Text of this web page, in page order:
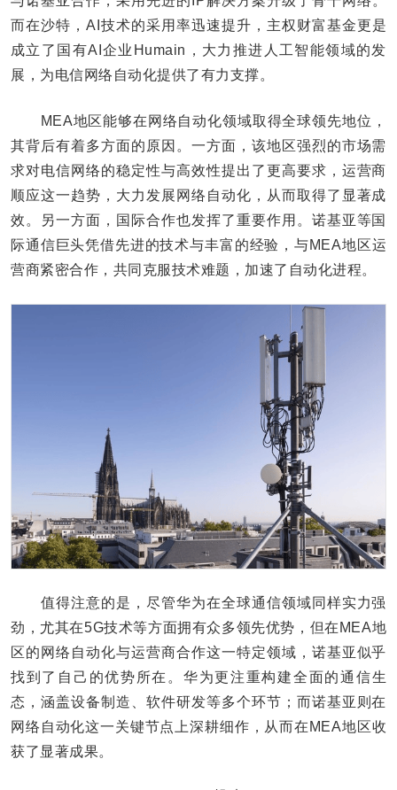
而在沙特，AI技术的采用率迅速提升，主权财富基金更是
成立了国有AI企业Humain，大力推进人工智能领域的发
展，为电信网络自动化提供了有力支撑。
MEA地区能够在网络自动化领域取得全球领先地位，
其背后有着多方面的原因。一方面，该地区强烈的市场需
求对电信网络的稳定性与高效性提出了更高要求，运营商
顺应这一趋势，大力发展网络自动化，从而取得了显著成
效。另一方面，国际合作也发挥了重要作用。诺基亚等国
际通信巨头凭借先进的技术与丰富的经验，与MEA地区运
营商紧密合作，共同克服技术难题，加速了自动化进程。
值得注意的是，尽管华为在全球通信领域同样实力强
劲，尤其在5G技术等方面拥有众多领先优势，但在MEA地
区的网络自动化与运营商合作这一特定领域，诺基亚似乎
找到了自己的优势所在。华为更注重构建全面的通信生
态，涵盖设备制造、软件研发等多个环节；而诺基亚则在
网络自动化这一关键节点上深耕细作，从而在MEA地区收
获了显著成果。